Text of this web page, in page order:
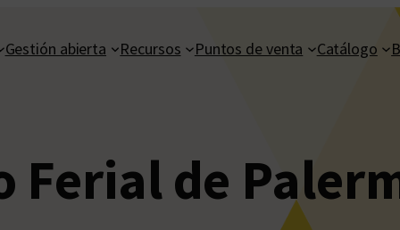
Gestión abierta Recursos Puntos de venta Catálogo
Ferial de